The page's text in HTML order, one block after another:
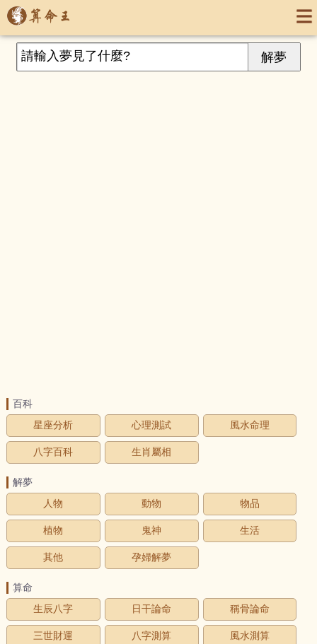
百科
星座分析
心理測試 風水命理
八字百科 生肖屬相
解夢
人物
動物 物品
植物 鬼神 生活
其他 孕婦解夢
算命
生辰八字
日干論命 稱骨論命
三世財運 八字測算 風水測算